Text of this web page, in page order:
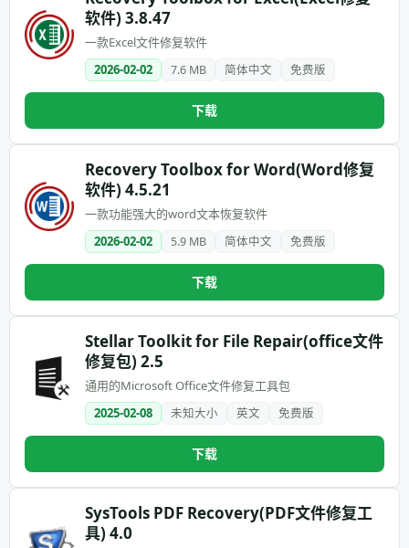
软件) 3.8.47
一款Excel文件修复软件
2026-02-02
7.6 MB 简体中文 免费版
下载
Recovery Toolbox for Word(Word修复
软件) 4.5.21
一款功能强大的word文本恢复软件
2026-02-02
5.9 MB 简体中文 免费版
下载
Stellar Toolkit for File Repair(office文件
修复包) 2.5
通用的Microsoft Office文件修复工具包
2025-02-08
未知大小 英文 免费版
下载
SysTools PDF Recovery(PDF文件修复工
具) 4.0